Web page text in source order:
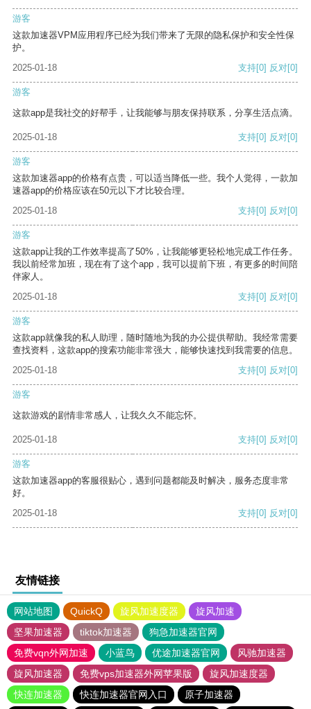
游客
这款加速器VPM应用程序已经为我们带来了无限的隐私保护和安全性保
护。
2025-01-18
支持[0] 反对[0]
游客
这款app是我社交的好帮手，让我能够与朋友保持联系，分享生活点滴。
2025-01-18 支持[0] 反对[0]
游客
这款加速器app的价格有点贵，可以适当降低一些。我个人觉得，一款加
速器app的价格应该在50元以下才比较合理。
2025-01-18
支持[0] 反对[0]
游客
这款app让我的工作效率提高了50%，让我能够更轻松地完成工作任务。
我以前经常加班，现在有了这个app，我可以提前下班，有更多的时间陪
伴家人。
2025-01-18
支持[0] 反对[0]
游客
这款app就像我的私人助理，随时随地为我的办公提供帮助。我经常需要
查找资料，这款app的搜索功能非常强大，能够快速找到我需要的信息。
2025-01-18
支持[0] 反对[0]
游客
这款游戏的剧情非常感人，让我久久不能忘怀。
2025-01-18 支持[0] 反对[0]
游客
这款加速器app的客服很贴心，遇到问题都能及时解决，服务态度非常
好。
2025-01-18
支持[0] 反对[0]
友情链接
网站地图 QuickQ 旋风加速度器
旋风加速
坚果加速器
tiktok加速器
狗急加速器官网
免费vqn外网加速
小蓝鸟 优途加速器官网
风驰加速器
旋风加速器
免费vps加速器外网苹果版
旋风加速度器
快连加速器
快连加速器官网入口
原子加速器